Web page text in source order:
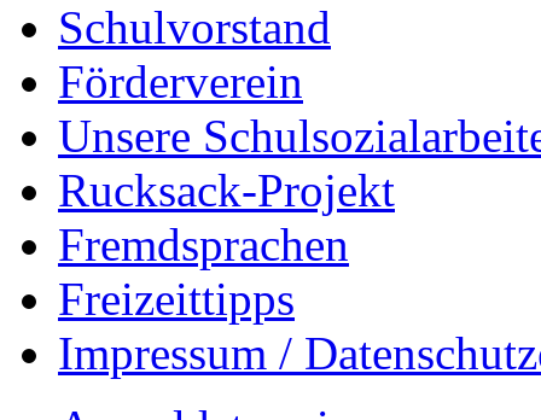
Schulvorstand
Förderverein
Unsere
Rucksack-Projekt
Fremdsprachen
Freizeittipps
Impressum /